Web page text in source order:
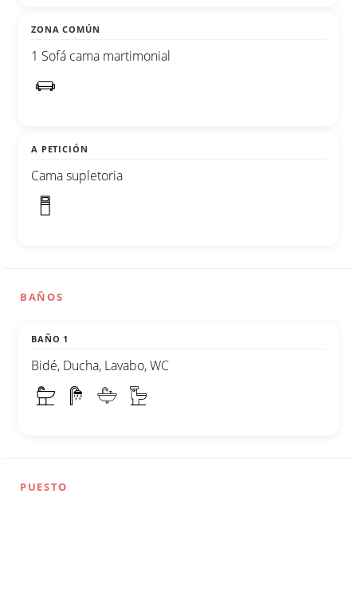
ZONA COMÚN
1 Sofá cama martimonial
A PETICIÓN
Cama supletoria
BAÑOS
BAÑO 1
Bidé, Ducha, Lavabo, WC
PUESTO